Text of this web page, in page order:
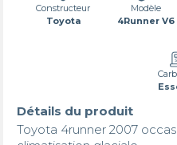
Constructeur
Toyota
Modèle
4Runner V6
Détails du produit
Toyota 4runner 2007